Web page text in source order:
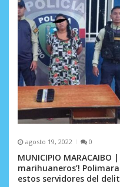
t
r
a
d
a
s
agosto 19, 2022 0
MUNICIPIO
marihuaneros’!
estos servidores del